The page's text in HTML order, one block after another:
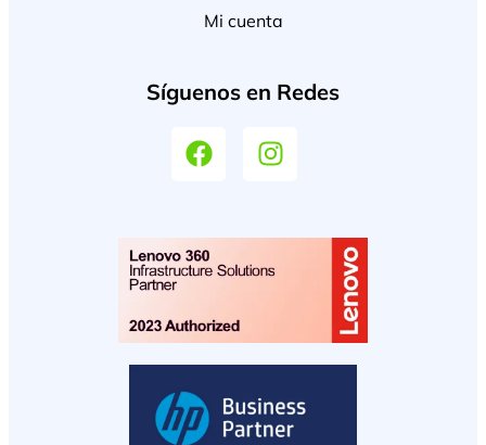
Mi cuenta
Síguenos en Redes